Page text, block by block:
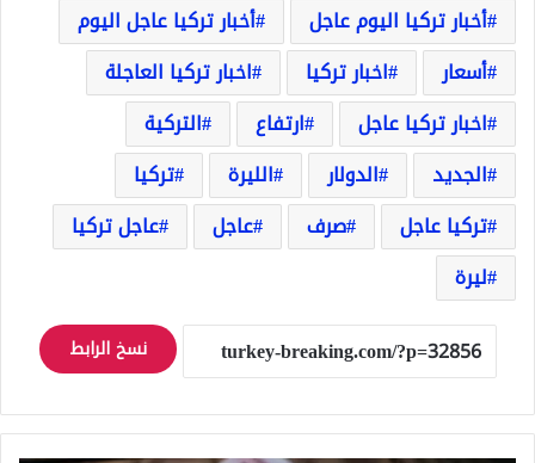
أخبار تركيا اليوم عاجل
أخبار تركيا عاجل اليوم
أسعار
اخبار تركيا
اخبار تركيا العاجلة
اخبار تركيا عاجل
ارتفاع
التركية
الجديد
الدولار الليرة
تركيا
تركيا عاجل
صرف عاجل
عاجل تركيا
ليرة
نسخ الرابط